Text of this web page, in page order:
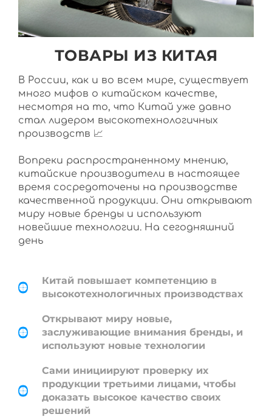
ТОВАРЫ ИЗ КИТАЯ
В России, как и во всем мире, существует
много мифов о китайском качестве,
несмотря на то, что Китай уже давно
стал лидером высокотехнологичных
производств 📈
Вопреки распространенному мнению,
китайские производители в настоящее
время сосредоточены на производстве
качественной продукции. Они открывают
миру новые бренды и используют
новейшие технологии. На сегодняшний
день
Китай повышает компетенцию в
высокотехнологичных производствах
Открывают миру новые,
заслуживающие внимания бренды, и
используют новые технологии
Сами инициируют проверку их
продукции третьими лицами, чтобы
доказать высокое качество своих
решений